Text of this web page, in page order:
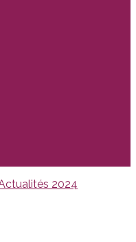
2024